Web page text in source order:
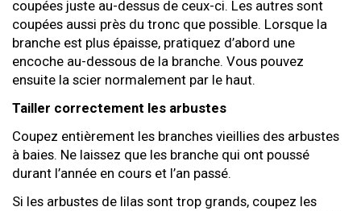
coupées juste au-dessus de ceux-ci. Les autres sont
coupées aussi près du tronc que possible. Lorsque la
branche est plus épaisse, pratiquez d’abord une
encoche au-dessous de la branche. Vous pouvez
ensuite la scier normalement par le haut.
Tailler correctement les arbustes
Coupez entièrement les branches vieillies des arbustes
à baies. Ne laissez que les branche qui ont poussé
durant l’année en cours et l’an passé.
Si les arbustes de lilas sont trop grands, coupez les